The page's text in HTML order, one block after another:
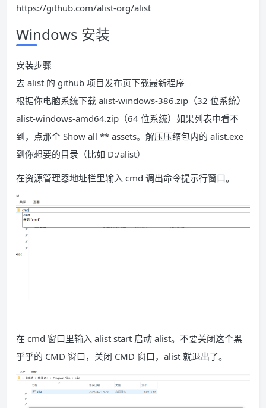
https://github.com/alist-org/alist
Windows 安装
安装步骤
去 alist 的 github 项目发布页下载最新程序
根据你电脑系统下载 alist-windows-386.zip（32 位系统）
alist-windows-amd64.zip（64 位系统）如果列表中看不
到，点那个 Show all ** assets。解压压缩包内的 alist.exe
到你想要的目录（比如 D:/alist）
在资源管理器地址栏里输入 cmd 调出命令提示行窗口。
在 cmd 窗口里输入 alist start 启动 alist。不要关闭这个黑
乎乎的 CMD 窗口，关闭 CMD 窗口，alist 就退出了。